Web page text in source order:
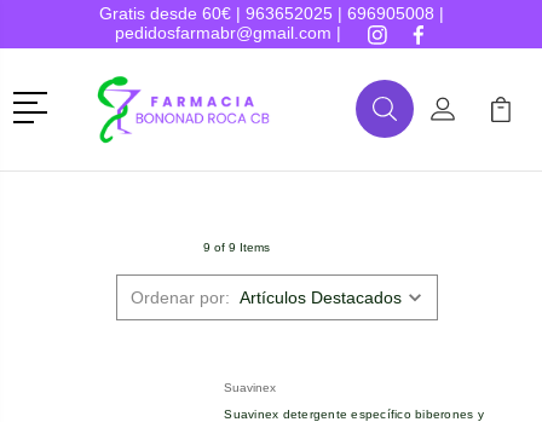
Gratis desde 60€ | 963652025 | 696905008 |
pedidosfarmabr@gmail.com |
Menú
BuscarMi Cuenta
Mi
9 of 9 Items
Ordenar por:
Suavinex
Suavinex detergente específico biberones y